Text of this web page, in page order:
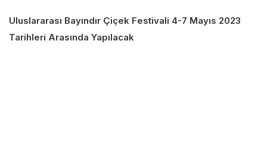
Uluslararası Bayındır Çiçek Festivali 4-7 Mayıs 2023
Tarihleri Arasında Yapılacak